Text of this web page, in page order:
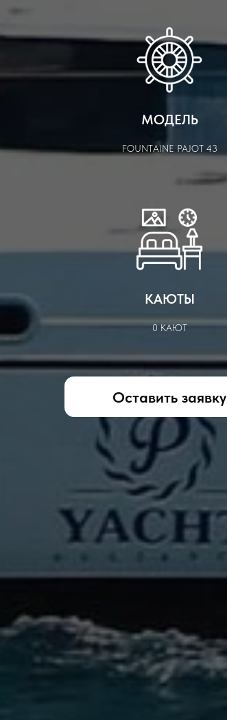
МОДЕЛЬ
FOUNTAINE PAJOT 43
КАЮТЫ
0 КАЮТ
Оставить заявку